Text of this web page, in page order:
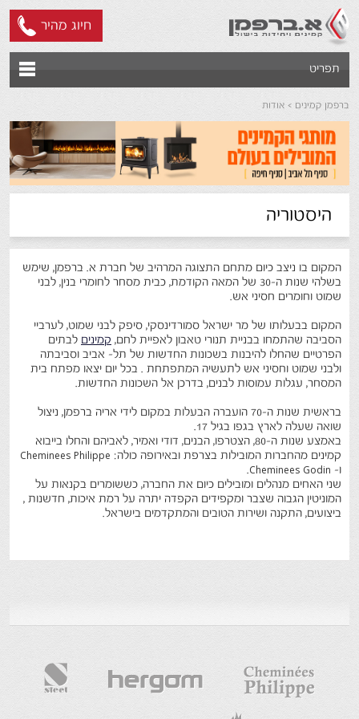
חיוג מהיר
תפריט
ברפמן קמינים אודות
היסטוריה
המקום בו ניצב כיום מתחם התצוגה המרהיב של חברת א. ברפמן, שימש
בשלהי שנות ה-30 של המאה הקודמת, כבית מסחר לחומרי בנין, לבני
שמוט וחומרים חסיני אש.
המקום בבעלותו של מר ישראל סמורדינסקי, סיפק לבני שמוט, לערביי
הסביבה שהתמחו בבניית תנורי טאבון לאפיית לחם, קמינים לבתים
הפרטיים שהחלו להיבנות בשכונות החדשות של תל- אביב וסביבתה
ולבני שמוט וחסיני אש לתעשיה המתפתחת . בכל יום יצאו מפתח בית
המסחר, עגלות עמוסות לבנים, בדרכן אל השכונות החדשות.
בראשית שנות ה-70 הועברה הבעלות במקום לידי אריה ברפמן, ניצול
שואה שעלה לארץ בגפו בגיל 17.
באמצע שנות ה-80, הצטרפו, הבנים, דודי ואמיר, לאביהם והחלו בייבוא
קמינים מהחברות המובילות בצרפת ובאירופה כולה: Cheminees Philippe
ו- Cheminees Godin.
שני האחים מנהלים ומובילים כיום את החברה, כששומרים בקנאות על
המוניטין הגבוה שצבר ומקפידים הקפדה יתרה על רמת איכות, חדשנות ,
ביצועים, התקנה ושירות הטובים והמתקדמים בישראל.